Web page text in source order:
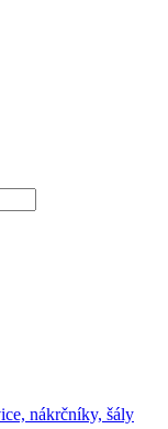
nákrčníky, šály